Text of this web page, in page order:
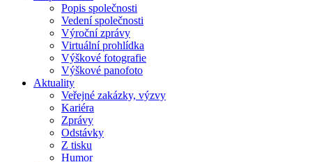
Popis společnosti
Vedení společnosti
Výroční zprávy
Virtuální prohlídka
Výškové fotografie
Výškové panofoto
Aktuality
Veřejné zakázky, výzvy
Kariéra
Zprávy
Odstávky
Z tisku
Humor